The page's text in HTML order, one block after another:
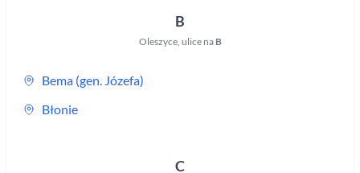
B
Oleszyce, ulice na B
Bema (gen. Józefa)
Błonie
C